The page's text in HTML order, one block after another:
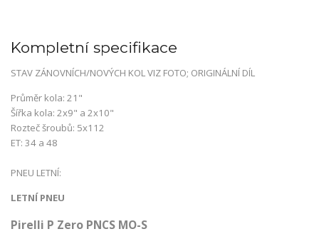
Kompletní specifikace
STAV ZÁNOVNÍCH/NOVÝCH KOL VIZ FOTO; ORIGINÁLNÍ DÍL
Průměr kola: 21"
Šířka kola: 2x9" a 2x10"
Rozteč šroubů: 5x112
ET: 34 a 48
PNEU LETNÍ:
LETNÍ PNEU
Pirelli P Zero PNCS MO-S